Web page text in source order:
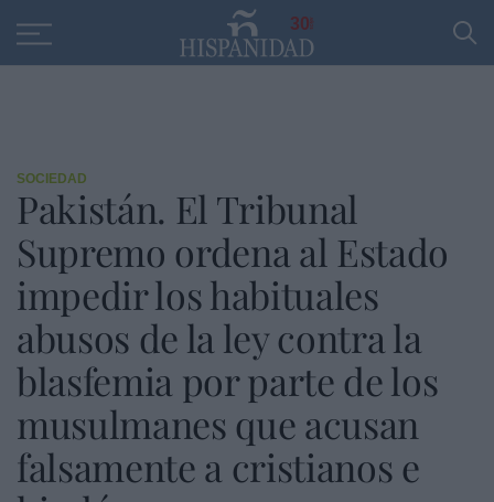
30
SOCIEDAD
Pakistán. El Tribunal
Supremo ordena al Estado
impedir los habituales
abusos de la ley contra la
blasfemia por parte de los
musulmanes que acusan
falsamente a cristianos e